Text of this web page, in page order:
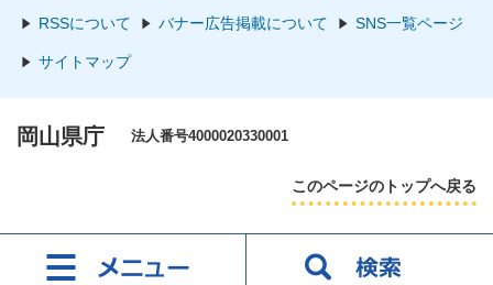
RSSについて バナー広告掲載について SNS一覧ページ
サイトマップ
岡山県庁 法人番号4000020330001
このページのトップへ戻る